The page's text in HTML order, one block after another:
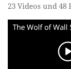
23 Videos und